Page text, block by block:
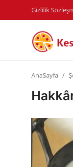
Gizlilik
Diyet & Sağlıklı
AnaSayfa